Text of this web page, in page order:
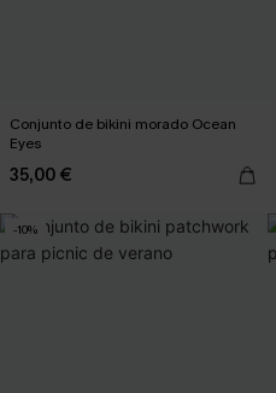
Conjunto de bikini morado Ocean
Eyes
35,00 €
-10%